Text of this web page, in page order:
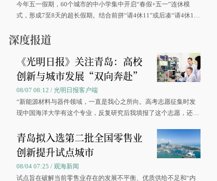
今年五一假期，60个城市的中小学集中开启“春假+五一”连休模
式，形成7至8天的超长假期。结合前拼“请4休11”或后凑“请4休1
深度报道
《光明日报》关注青岛：高校
创新与城市发展“双向奔赴”
08/07 08:12 / 光明日报客户端
“新能源材料与器件领域，一直是我心之所向。高考志愿征集时发
现中国海洋大学有这个专业，反复研究后我填报了这个志愿，还真
大学材料科学与工程学院材料类专业的录取通知书。
青岛拟入选第二批全国零售业
创新提升试点城市
08/04 07:25 / 观海新闻
试点旨在破解当前零售业存在的发展不平衡、优质供给不足和“内